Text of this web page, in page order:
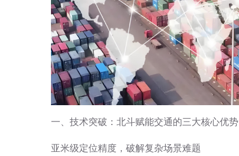
一、技术突破：北斗赋能交通的三大核心优势
亚米级定位精度，破解复杂场景难题